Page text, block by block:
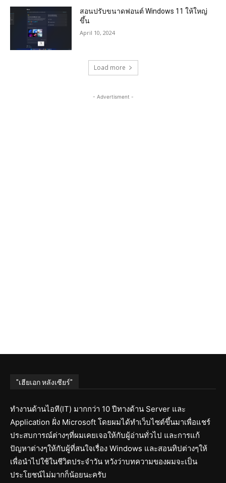
สอนปรับขนาดฟอนต์ Windows 11 ให้ใหญ่
ขึ้น
April 10, 2024
Load more
- Advertisment -
"เฮียเอก หลังเซียร์"
ทำงานด้านไอที(IT) มากกว่า 10 ปีทางด้าน Server และ
Application ฝั่ง Microsoft โดยผมได้ทำเว็บไซต์ขึ้นมาเพื่อแชร์
ประสบการณ์ต่างๆที่ผมเคยเจอให้กับผู้อ่านทั่วไป และการแก้
ปัญหาต่างๆให้กับผู้ที่สนใจเรื่อง Windows และสอนทิปต่างๆให้
เพื่อนำไปใช้ในชีวิตประจำวัน หวังว่าบทความของผมจะเป็น
ประโยชน์ไม่มากก็น้อยนะครับ